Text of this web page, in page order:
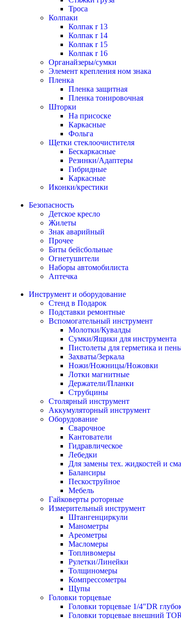
Троса
Колпаки
Колпак r 13
Колпак r 14
Колпак r 15
Колпак r 16
Органайзеры/сумки
Элемент крепления ном знака
Пленка
Пленка защитная
Пленка тонировочная
Шторки
На присоске
Каркасные
Фольга
Щетки стеклоочистителя
Бескаркасные
Резинки/Адаптеры
Гибридные
Каркасные
Иконки/крестики
Безопасность
Детское кресло
Жилеты
Знак аварийный
Прочее
Биты бейсбольные
Огнетушители
Наборы автомобилиста
Аптечка
Инструмент и оборудование
Стенд в Подарок
Подставки ремонтные
Вспомогательный инструмент
Молотки/Кувалды
Сумки/Ящики для инструмента
Пистолеты для герметика и
Захваты/Зеркала
Ножи/Ножницы/Ножовки
Лотки магнитные
Держатели/Планки
Струбцины
Столярный инструмент
Аккумуляторный инструмент
Оборудование
Сварочное
Кантователи
Гидравлическое
Лебедки
Для замены тех. жидкостей и
Балансиры
Пескоструйное
Мебель
Гайковерты роторные
Измерительный инструмент
Штангенциркули
Манометры
Ареометры
Масломеры
Топливомеры
Рулетки/Линейки
Толщиномеры
Компрессометры
Щупы
Головки торцевые
Головки торцевые 1/4"DR
Головки торцевые внешний